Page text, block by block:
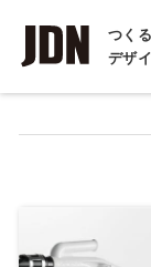
つく
デザ
インタビュ
コラム